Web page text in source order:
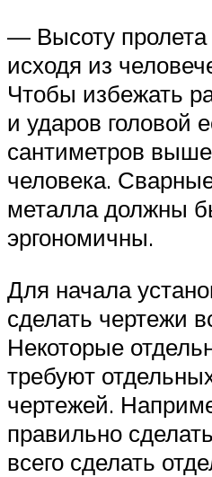
— Высоту
исходя из
Чтобы избежать
и ударов головой
сантиметров
человека.
металла должны
эргономичны.
Для начала
сделать чертежи
Некоторые
требуют
чертежей.
правильно
всего сделать